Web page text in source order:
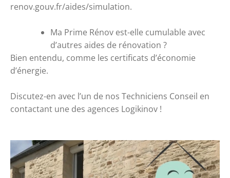
renov.gouv.fr/aides/simulation.
Ma Prime Rénov est-elle cumulable avec
d’autres aides de rénovation ?
Bien entendu, comme les certificats d’économie
d’énergie.
Discutez-en avec l’un de nos Techniciens Conseil en
contactant une des agences Logikinov !